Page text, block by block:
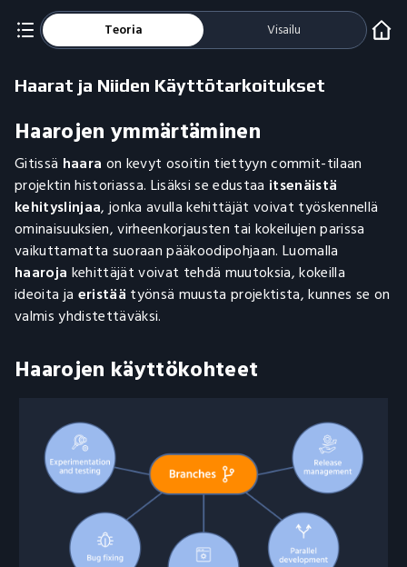
Teoria Visailu
Haarat ja Niiden Käyttötarkoitukset
Haarojen ymmärtäminen
Gitissä haara on kevyt osoitin tiettyyn commit-tilaan
projektin historiassa. Lisäksi se edustaa itsenäistä
kehityslinjaa, jonka avulla kehittäjät voivat työskennellä
ominaisuuksien, virheenkorjausten tai kokeilujen parissa
vaikuttamatta suoraan pääkoodipohjaan. Luomalla
haaroja kehittäjät voivat tehdä muutoksia, kokeilla
ideoita ja eristää työnsä muusta projektista, kunnes se on
valmis yhdistettäväksi.
Haarojen käyttökohteet